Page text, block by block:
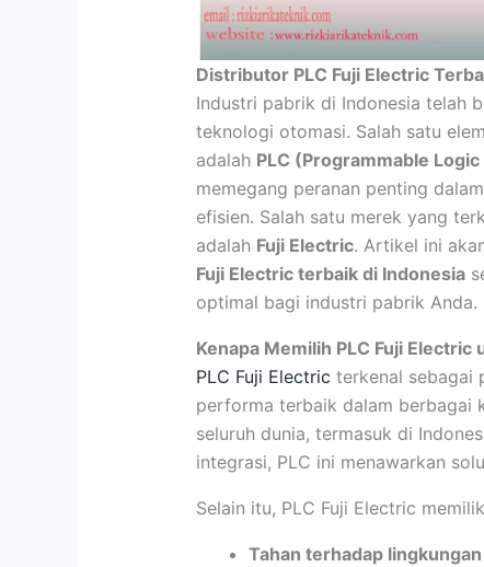
Distributor PLC Fuji Electric
Industri pabrik di Indonesia telah
teknologi otomasi. Salah satu
adalah PLC (Programmable
memegang peranan penting
efisien. Salah satu merek yang
adalah Fuji Electric. Artikel ini
Fuji Electric terbaik di Indonesia
optimal bagi industri pabrik Anda.
Kenapa Memilih PLC Fuji Electric
PLC Fuji Electric terkenal sebagai
performa terbaik dalam berbagai
seluruh dunia, termasuk di
integrasi, PLC ini menawarkan
Selain itu, PLC Fuji Electric
Tahan terhadap